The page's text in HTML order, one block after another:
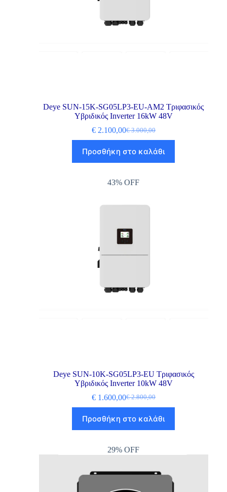
Deye SUN-15K-SG05LP3-EU-AM2 Τριφασικός
Υβριδικός Inverter 16kW 48V
€3.000,00
€2.100,00
Προσθήκη στο καλάθι
43% OFF
Deye SUN-10K-SG05LP3-EU Τριφασικός
Υβριδικός Inverter 10kW 48V
€2.800,00
€1.600,00
Προσθήκη στο καλάθι
29% OFF